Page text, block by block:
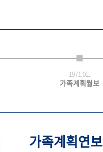
1971.02.
가족계획월보
가족계획연보